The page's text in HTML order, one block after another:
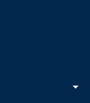
arrow_drop_down